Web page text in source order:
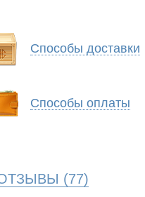
Способы доставки
Способы оплаты
(77)